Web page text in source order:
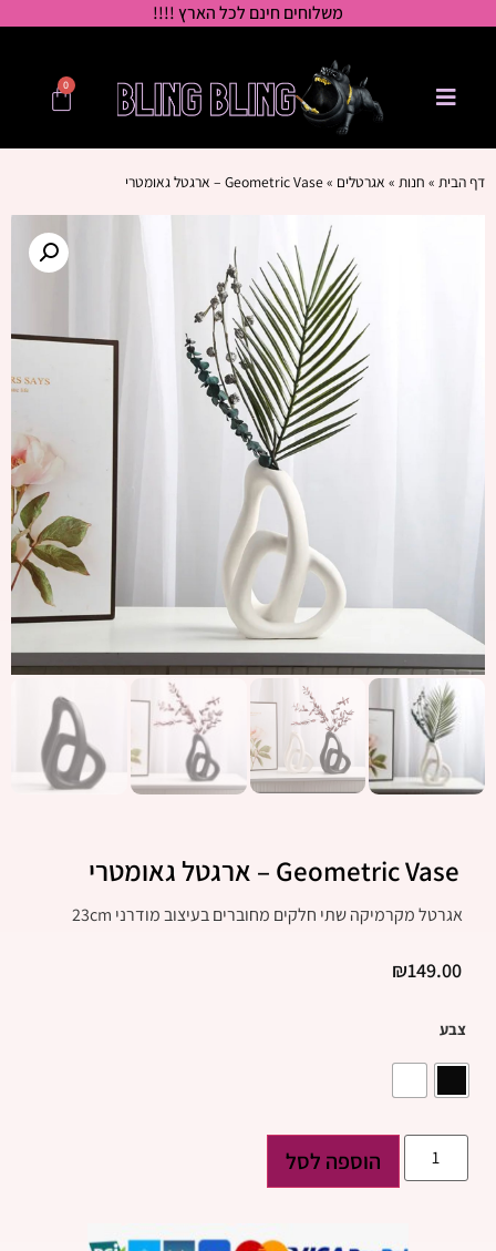
משלוחים חינם לכל הארץ !!!!
0
דף הבית » חנות » אגרטלים »Geometric Vase – ארגטל גאומטרי
Geometric Vase – ארגטל גאומטרי
אגרטל מקרמיקה שתי חלקים מחוברים בעיצוב מודרני 23cm
₪149.00
צבע
הוספה לסל